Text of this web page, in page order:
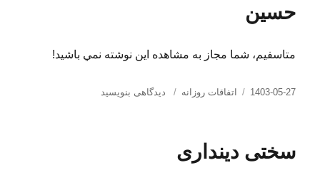
حسین
متاسفيم، شما مجاز به مشاهده اين نوشته نمي باشيد!
ارسال
1403-05-27 دسته‌ها
اتفاقات روزانه
برای
دیدگاهی بنویسید
سختی دینداری